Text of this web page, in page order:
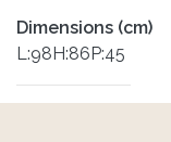
Dimensions (cm)
L:98H:86P:45